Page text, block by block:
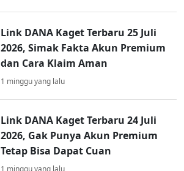
Link DANA Kaget Terbaru 25 Juli
2026, Simak Fakta Akun Premium
dan Cara Klaim Aman
1 minggu yang lalu
Link DANA Kaget Terbaru 24 Juli
2026, Gak Punya Akun Premium
Tetap Bisa Dapat Cuan